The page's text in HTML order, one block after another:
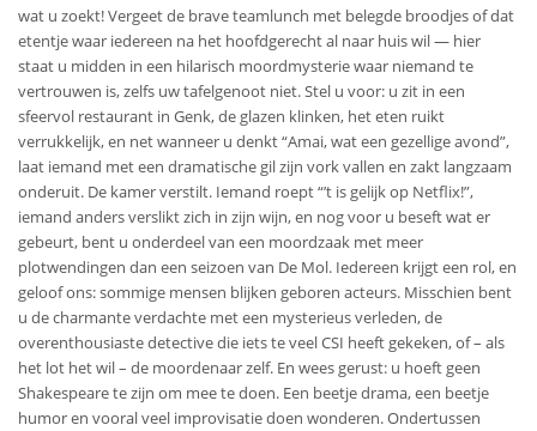
wat u zoekt! Vergeet de brave teamlunch met belegde broodjes of dat
etentje waar iedereen na het hoofdgerecht al naar huis wil — hier
staat u midden in een hilarisch moordmysterie waar niemand te
vertrouwen is, zelfs uw tafelgenoot niet. Stel u voor: u zit in een
sfeervol restaurant in Genk, de glazen klinken, het eten ruikt
verrukkelijk, en net wanneer u denkt “Amai, wat een gezellige avond”,
laat iemand met een dramatische gil zijn vork vallen en zakt langzaam
onderuit. De kamer verstilt. Iemand roept “’t is gelijk op Netflix!”,
iemand anders verslikt zich in zijn wijn, en nog voor u beseft wat er
gebeurt, bent u onderdeel van een moordzaak met meer
plotwendingen dan een seizoen van De Mol. Iedereen krijgt een rol, en
geloof ons: sommige mensen blijken geboren acteurs. Misschien bent
u de charmante verdachte met een mysterieus verleden, de
overenthousiaste detective die iets te veel CSI heeft gekeken, of – als
het lot het wil – de moordenaar zelf. En wees gerust: u hoeft geen
Shakespeare te zijn om mee te doen. Een beetje drama, een beetje
humor en vooral veel improvisatie doen wonderen. Ondertussen